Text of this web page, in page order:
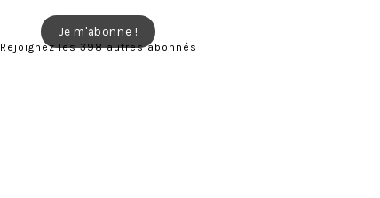
Je m'abonne !
Rejoignez les 398 autres abonnés